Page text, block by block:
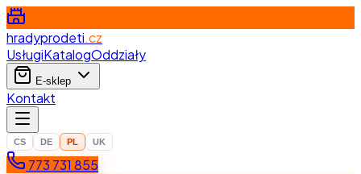
hradyprodeti.cz
UsługiKatalogOddziały
E-sklep
Kontakt
CS DE PL UK
773 731 855